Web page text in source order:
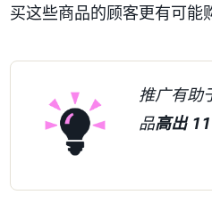
买这些商品的顾客更有可能
推广有助
品高出